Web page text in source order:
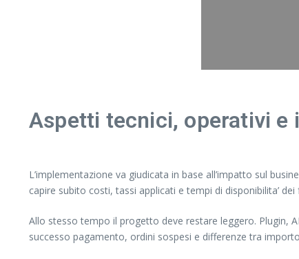
Aspetti tecnici, operativi e
L’implementazione va giudicata in base all’impatto sul
capire subito costi, tassi applicati e tempi di disponibilita’ dei
Allo stesso tempo il progetto deve restare leggero. Plugin,
successo pagamento, ordini sospesi e differenze tra